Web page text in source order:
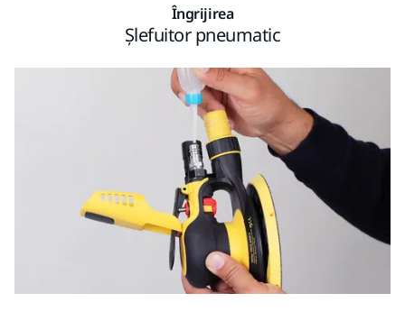
Îngrijirea
Șlefuitor pneumatic